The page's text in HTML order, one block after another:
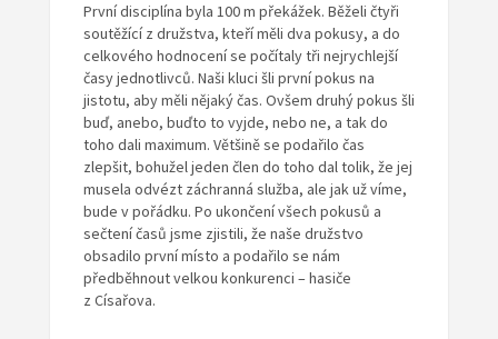
První disciplína byla 100 m překážek. Běželi čtyři
soutěžící z družstva, kteří měli dva pokusy, a do
celkového hodnocení se počítaly tři nejrychlejší
časy jednotlivců. Naši kluci šli první pokus na
jistotu, aby měli nějaký čas. Ovšem druhý pokus šli
buď, anebo, buďto to vyjde, nebo ne, a tak do
toho dali maximum. Většině se podařilo čas
zlepšit, bohužel jeden člen do toho dal tolik, že jej
musela odvézt záchranná služba, ale jak už víme,
bude v pořádku. Po ukončení všech pokusů a
sečtení časů jsme zjistili, že naše družstvo
obsadilo první místo a podařilo se nám
předběhnout velkou konkurenci – hasiče
z Císařova.